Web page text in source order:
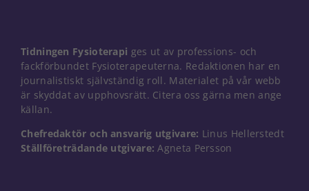
Tidningen Fysioterapi ges ut av professions- och
fackförbundet Fysioterapeuterna. Redaktionen har en
journalistiskt självständig roll. Materialet på vår webb
är skyddat av upphovsrätt. Citera oss gärna men ange
källan.
Chefredaktör och ansvarig utgivare: Linus Hellerstedt
Ställföreträdande utgivare: Agneta Persson
Nödvändiga
Dessa kakor